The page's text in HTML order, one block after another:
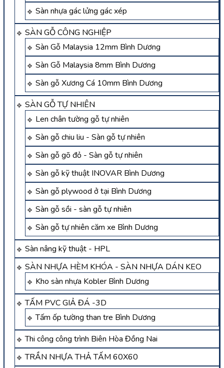
Sàn nhựa gác lửng gác xép
SÀN GỖ CÔNG NGHIỆP
Sàn Gỗ Malaysia 12mm Bình Dương
Sàn Gỗ Malaysia 8mm Bình Dương
Sàn gỗ Xương Cá 10mm Bình Dương
SÀN GỖ TỰ NHIÊN
Len chân tường gỗ tự nhiên
Sàn gỗ chiu liu - Sàn gỗ tự nhiên
Sàn gỗ gõ đỏ - Sàn gỗ tự nhiên
Sàn gỗ kỹ thuật INOVAR Bình Dương
Sàn gỗ plywood ở tại Bình Dương
Sàn gỗ sồi - sàn gỗ tự nhiên
Sàn gỗ tự nhiên căm xe Bình Dương
Sàn nâng kỹ thuật - HPL
SÀN NHỰA HÈM KHÓA - SÀN NHỰA DÁN KEO
Kho sàn nhựa Kobler Bình Dương
TẤM PVC GIẢ ĐÁ -3D
Tấm ốp tường than tre Bình Dương
Thi công công trình Biên Hòa Đồng Nai
TRẦN NHỰA THẢ TẤM 60X60